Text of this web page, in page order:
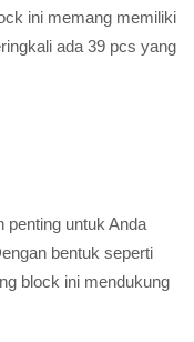
ini memang memiliki
ada 39 pcs yang
penting untuk Anda
bentuk seperti
block ini mendukung